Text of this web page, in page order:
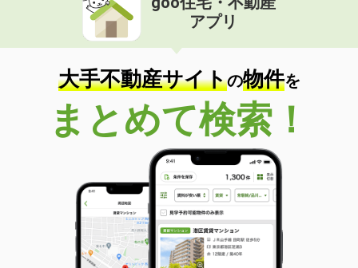
アプリ
大手不動産サイトの物件を
まとめて検索！